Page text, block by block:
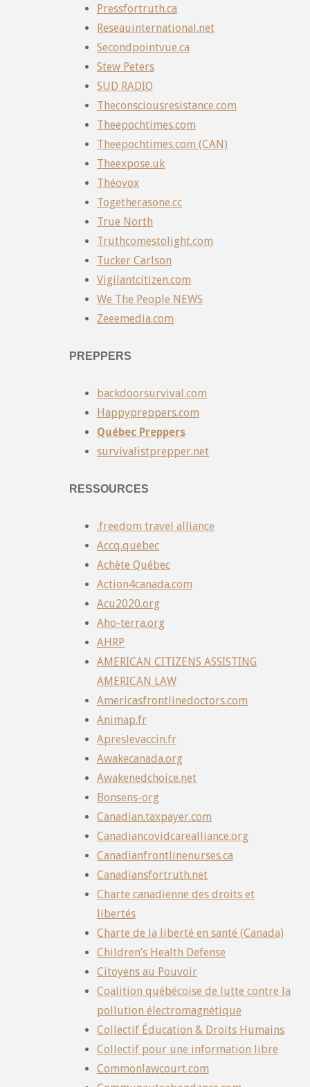
Pressfortruth.ca
Reseauinternational.net
Secondpointvue.ca
Stew Peters
SUD RADIO
Theconsciousresistance.com
Theepochtimes.com
Theepochtimes.com (CAN)
Theexpose.uk
Théovox
Togetherasone.cc
True North
Truthcomestolight.com
Tucker Carlson
Vigilantcitizen.com
We The People NEWS
Zeeemedia.com
PREPPERS
backdoorsurvival.com
Happypreppers.com
Québec Preppers
survivalistprepper.net
RESSOURCES
.freedom travel alliance
Accq.quebec
Achète Québec
Action4canada.com
Acu2020.org
Aho-terra.org
AHRP
AMERICAN CITIZENS ASSISTING
AMERICAN LAW
Americasfrontlinedoctors.com
Animap.fr
Apreslevaccin.fr
Awakecanada.org
Awakenedchoice.net
Bonsens-org
Canadian.taxpayer.com
Canadiancovidcarealliance.org
Canadianfrontlinenurses.ca
Canadiansfortruth.net
Charte canadienne des droits et
libertés
Charte de la liberté en santé (Canada)
Children’s Health Defense
Citoyens au Pouvoir
Coalition québécoise de lutte contre la
pollution électromagnétique
Collectif Éducation & Droits Humains
Collectif pour une information libre
Commonlawcourt.com